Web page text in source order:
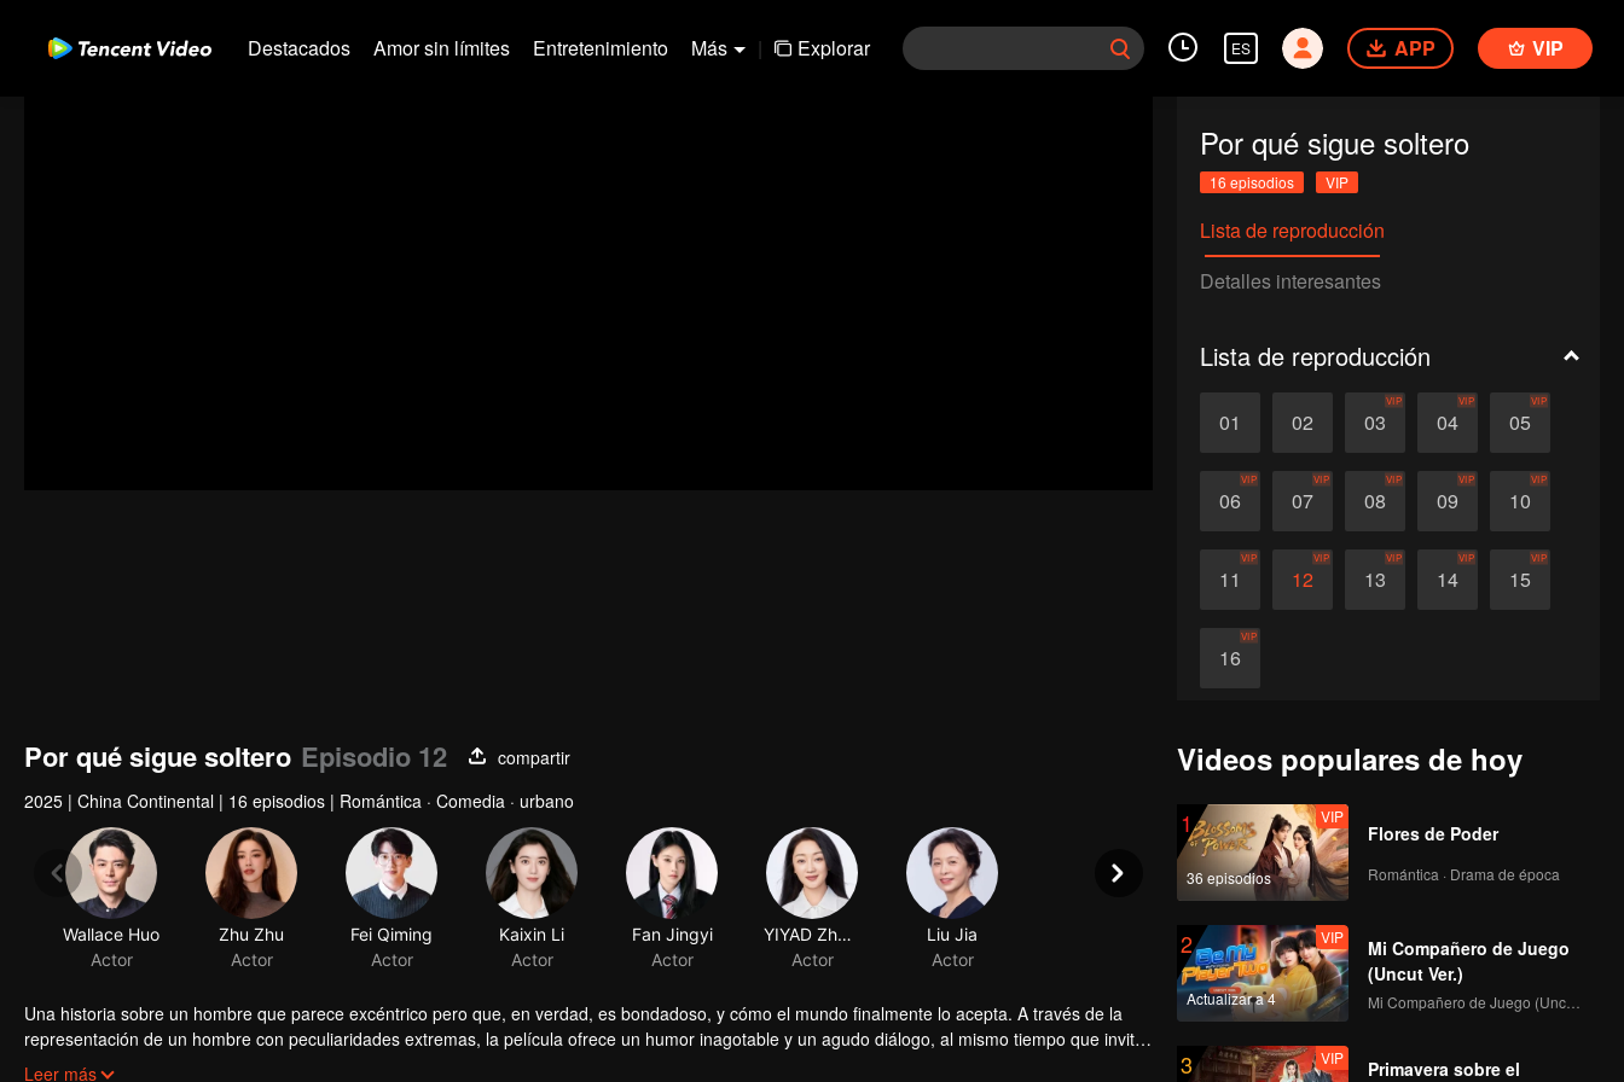
Destacados Amor sin límites Entretenimiento Más | Explorar ES APP VIP
Por qué sigue soltero
16 episodios VIP
Lista de reproducción
Detalles interesantes
Lista de reproducción
01 02 03
VIP
04
VIP
05
VIP
06
VIP
07
VIP
08
VIP
09
VIP
10
VIP
11
VIP
12
VIP
13
VIP
14
VIP
15
VIP
16
VIP
Por qué sigue soltero Episodio 12
compartir
2025 | China Continental | 16 episodios | Romántica · Comedia · urbano
Wallace Huo
Actor
Zhu Zhu
Actor
Fei Qiming
Actor
Kaixin Li
Actor
Fan Jingyi
Actor
YIYAD Zhang
Actor
Liu Jia
Actor
Una historia sobre un hombre que parece excéntrico pero que, en verdad, es bondadoso, y cómo el mundo finalmente lo acepta. A través de la
representación de un hombre con peculiaridades extremas, la película ofrece un humor inagotable y un agudo diálogo, al mismo tiempo que invita
a la reflexión sobre la naturaleza humana y nuestra relación con el mundo.
Es un hombre que ama la vida pero, en sus cuarenta años, se declara "no maridable". ¿Es él el adorado ídolo masculino rodeado de admiradoras,
Leer más
Videos populares de hoy
1
36 episodios
VIP
Flores de Poder
Romántica · Drama de época
2
Actualizar a 4
VIP
Mi Compañero de Juego
(Uncut Ver.)
Mi Compañero de Juego (Uncut Ver.)
3 VIP
Primavera sobre el